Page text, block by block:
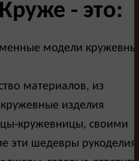
- это:
модели
материалов, из
кружевные изделия
кружевницы, своими
эти шедевры рукоделия